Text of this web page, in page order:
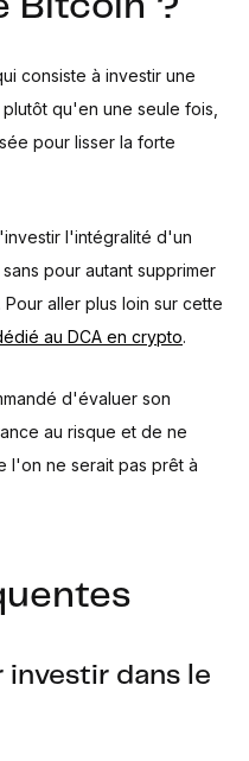
Bitcoin ?
consiste à investir une
qu'en une seule fois,
pour lisser la forte
l'intégralité d'un
pour autant supprimer
aller plus loin sur cette
au DCA en crypto.
d'évaluer son
au risque et de ne
l'on ne serait pas prêt à
dans le